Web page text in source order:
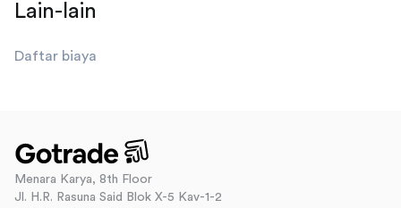
Lain-lain
Daftar biaya
Menara Karya, 8th Floor
Jl. H.R. Rasuna Said Blok X-5 Kav-1-2